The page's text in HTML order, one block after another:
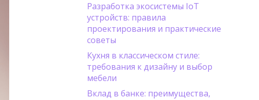
Разработка экосистемы IoT
устройств: правила
проектирования и практические
советы
Кухня в классическом стиле:
требования к дизайну и выбор
мебели
Вклад в банке: преимущества,